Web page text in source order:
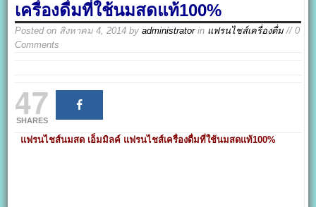
เครื่องดื่มที่ใช้นมสดแท้100%
Posted on สิงหาคม 4, 2014 byadministratorin แฟรนไชส์เครื่องดื่ม // 0
Comments
47
SHARES
แฟรนไชส์นมสด เอ็มมิลค์ แฟรนไชส์เครื่องดื่มที่ใช้นมสดแท้100%